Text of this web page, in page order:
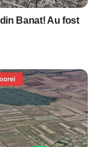
Banat! Au fost